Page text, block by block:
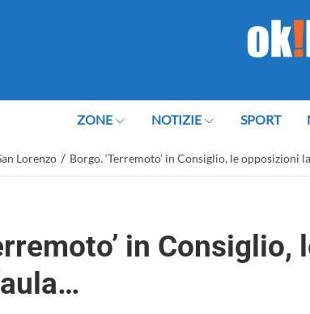
ZONE NOTIZIE SPORT
Lorenzo / Borgo. ‘Terremoto’ in Consiglio, le opposizioni
in